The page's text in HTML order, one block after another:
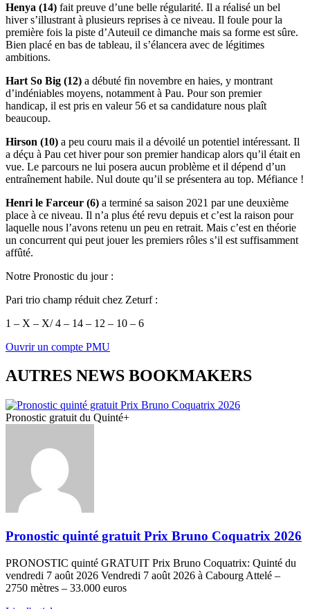
Henya (14) fait preuve d’une belle régularité. Il a réalisé un bel
hiver s’illustrant à plusieurs reprises à ce niveau. Il foule pour la
première fois la piste d’Auteuil ce dimanche mais sa forme est sûre.
Bien placé en bas de tableau, il s’élancera avec de légitimes
ambitions.
Hart So Big (12) a débuté fin novembre en haies, y montrant
d’indéniables moyens, notamment à Pau. Pour son premier
handicap, il est pris en valeur 56 et sa candidature nous plaît
beaucoup.
Hirson (10) a peu couru mais il a dévoilé un potentiel intéressant. Il
a déçu à Pau cet hiver pour son premier handicap alors qu’il était en
vue. Le parcours ne lui posera aucun problème et il dépend d’un
entraînement habile. Nul doute qu’il se présentera au top. Méfiance !
Henri le Farceur (6) a terminé sa saison 2021 par une deuxième
place à ce niveau. Il n’a plus été revu depuis et c’est la raison pour
laquelle nous l’avons retenu un peu en retrait. Mais c’est en théorie
un concurrent qui peut jouer les premiers rôles s’il est suffisamment
affûté.
Notre Pronostic du jour :
Pari trio champ réduit chez Zeturf :
1 – X – X/ 4 – 14 – 12 – 10 – 6
Ouvrir un compte PMU
AUTRES NEWS BOOKMAKERS
Pronostic gratuit du Quinté+
Pronostic quinté gratuit Prix Bruno Coquatrix 2026
PRONOSTIC quinté GRATUIT Prix Bruno Coquatrix: Quinté du
vendredi 7 août 2026 Vendredi 7 août 2026 à Cabourg Attelé –
2750 mètres – 33.000 euros